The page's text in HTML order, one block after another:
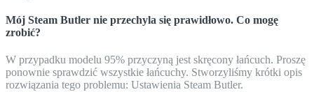
Mój Steam Butler nie przechyla się prawidłowo. Co mogę
zrobić?
W przypadku modelu 95% przyczyną jest skręcony łańcuch. Proszę
ponownie sprawdzić wszystkie łańcuchy. Stworzyliśmy krótki opis
rozwiązania tego problemu: Ustawienia Steam Butler.